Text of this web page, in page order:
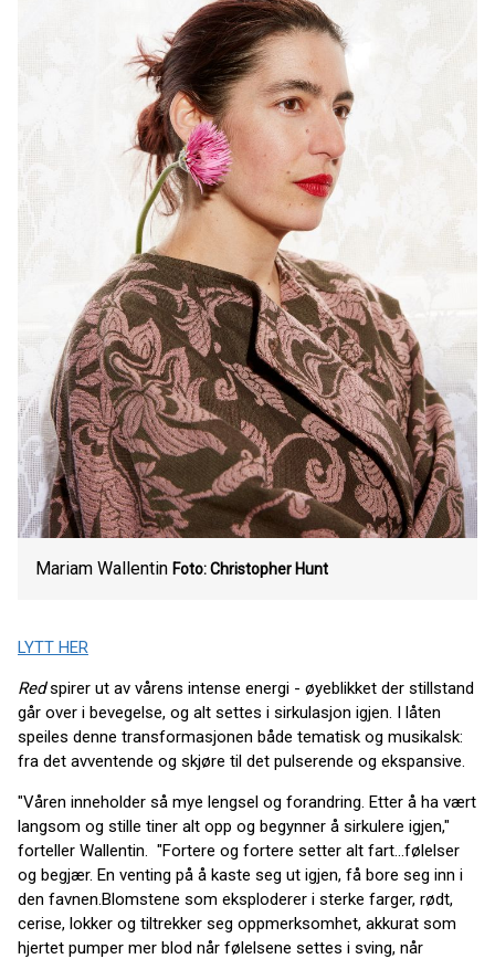
Mariam Wallentin Foto: Christopher Hunt
LYTT HER
Redspirer ut av vårens intense energi - øyeblikket der stillstand
går over i bevegelse, og alt settes i sirkulasjon igjen. I låten
speiles denne transformasjonen både tematisk og musikalsk:
fra det avventende og skjøre til det pulserende og ekspansive.
"Våren inneholder så mye lengsel og forandring. Etter å ha vært
langsom og stille tiner alt opp og begynner å sirkulere igjen,"
forteller Wallentin. "Fortere og fortere setter alt fart...følelser
og begjær. En venting på å kaste seg ut igjen, få bore seg inn i
den favnen.Blomstene som eksploderer i sterke farger, rødt,
cerise, lokker og tiltrekker seg oppmerksomhet, akkurat som
hjertet pumper mer blod når følelsene settes i sving, når